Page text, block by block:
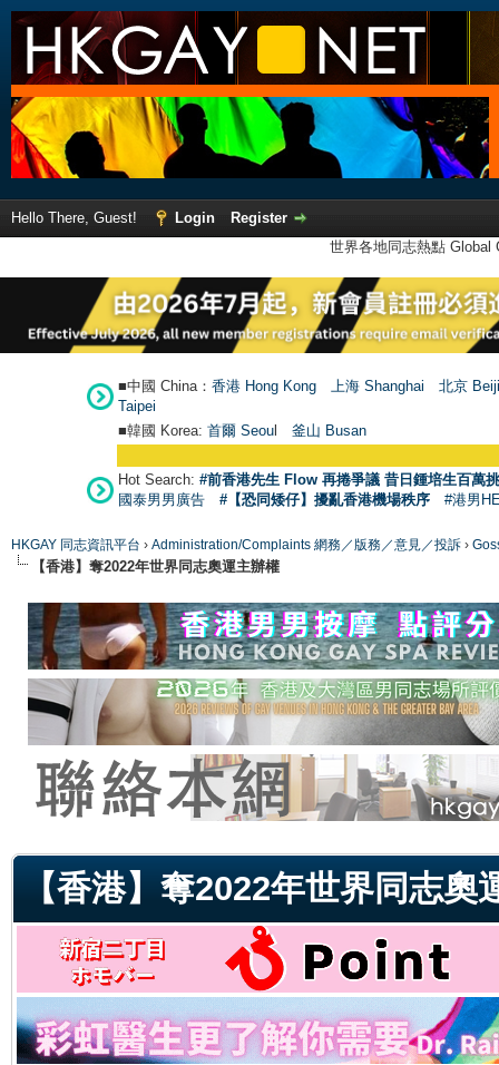
Hello There, Guest! Login
Register
世界各地同志熱點
■中國 China： 香港 Hong Kong 上海 Shanghai
北京
Taipei
■韓國 Korea: 首爾 Seoul 釜山 Busan
Hot Search: #前香港先生 Flow 再捲爭議 昔日鍾培生百萬
國泰男男廣告
#【恐同矮仔】擾亂香港機場秩序 #港男
HKGAY 同志資訊平台 › Administration/Complaints 網務／版務／意見／投訴 ›
【香港】奪2022年世界同志奧運主辦權
【香港】奪2022年世界同志奧